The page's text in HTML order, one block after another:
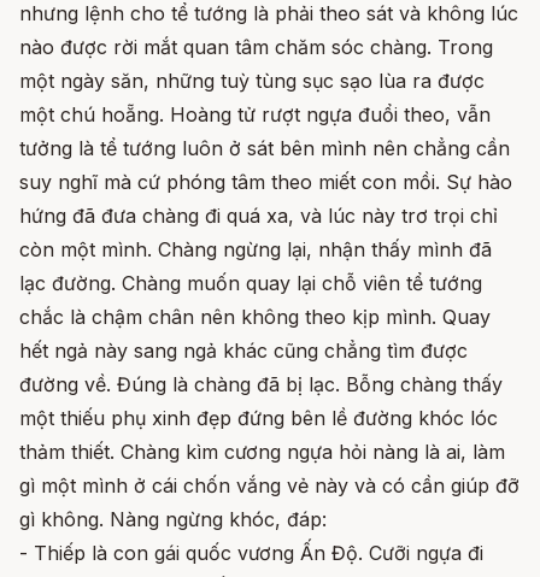
nhưng lệnh cho tể tướng là phải theo sát và không lúc
nào được rời mắt quan tâm chăm sóc chàng. Trong
một ngày săn, những tuỳ tùng sục sạo lùa ra được
một chú hoẵng. Hoàng tử rượt ngựa đuổi theo, vẫn
tưởng là tể tướng luôn ở sát bên mình nên chẳng cần
suy nghĩ mà cứ phóng tâm theo miết con mồi. Sự hào
hứng đã đưa chàng đi quá xa, và lúc này trơ trọi chỉ
còn một mình. Chàng ngừng lại, nhận thấy mình đã
lạc đường. Chàng muốn quay lại chỗ viên tể tướng
chắc là chậm chân nên không theo kịp mình. Quay
hết ngả này sang ngả khác cũng chẳng tìm được
đường về. Đúng là chàng đã bị lạc. Bỗng chàng thấy
một thiếu phụ xinh đẹp đứng bên lề đường khóc lóc
thảm thiết. Chàng kìm cương ngựa hỏi nàng là ai, làm
gì một mình ở cái chốn vắng vẻ này và có cần giúp đỡ
gì không. Nàng ngừng khóc, đáp:
- Thiếp là con gái quốc vương Ấn Độ. Cưỡi ngựa đi